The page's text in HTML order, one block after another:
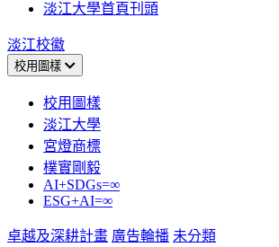
淡江大學首頁刊頭
淡江校徽
校用圖樣
校用圖樣
淡江大學
宮燈商標
樸實剛毅
AI+SDGs=∞
ESG+AI=∞
卓越及深耕計畫 廣告輪播 未分類